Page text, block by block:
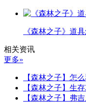
《森林之子》道
相关资讯
更多»
【森林之子】怎
【森林之子】生
【森林之子】弗